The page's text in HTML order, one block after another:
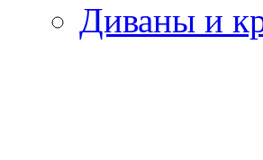
Диваны и